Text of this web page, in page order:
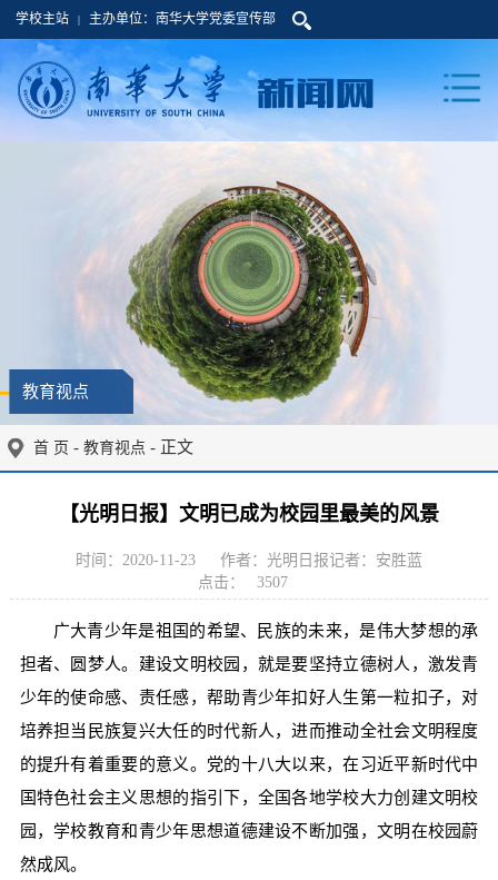
学校主站 | 主办单位：南华大学党委宣传部
教育视点
首 页 - 教育视点 - 正文
【光明日报】文明已成为校园里最美的风景
时间：2020-11-23
作者：光明日报记者：安胜蓝
点击：
3507
广大青少年是祖国的希望、民族的未来，是伟大梦想的承
担者、圆梦人。建设文明校园，就是要坚持立德树人，激发青
少年的使命感、责任感，帮助青少年扣好人生第一粒扣子，对
培养担当民族复兴大任的时代新人，进而推动全社会文明程度
的提升有着重要的意义。党的十八大以来，在习近平新时代中
国特色社会主义思想的指引下，全国各地学校大力创建文明校
园，学校教育和青少年思想道德建设不断加强，文明在校园蔚
然成风。